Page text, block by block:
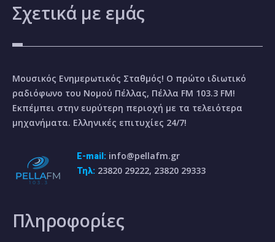
Σχετικά με εμάς
Μουσικός Ενημερωτικός Σταθμός! Ο πρώτο ιδιωτικό
ραδιόφωνο του Νομού Πέλλας, Πέλλα FM 103.3 FM!
Εκπέμπει στην ευρύτερη περιοχή με τα τελειότερα
μηχανήματα. Ελληνικές επιτυχίες 24/7!
E-mail: info@pellafm.gr
Τηλ: 23820 29222, 23820 29333
Πληροφορίες